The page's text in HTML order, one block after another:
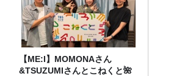
【ME:I】MOMONAさん
&TSUZUMIさんとこねくと🌺